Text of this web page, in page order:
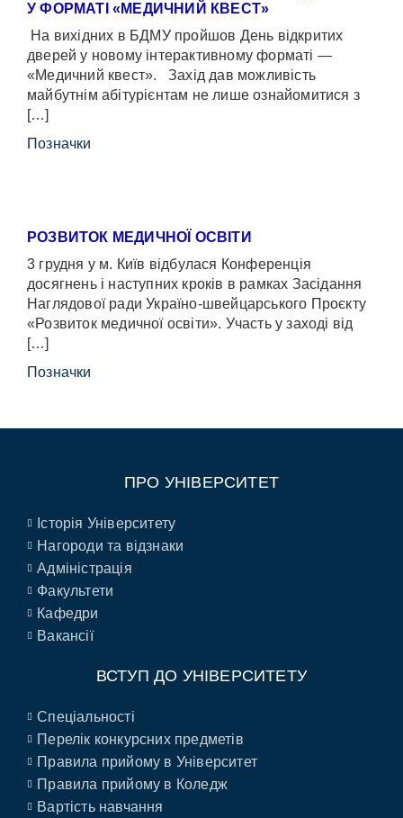
У ФОРМАТІ «МЕДИЧНИЙ КВЕСТ»
На вихідних в БДМУ пройшов День відкритих
дверей у новому інтерактивному форматі —
«Медичний квест». Захід дав можливість
майбутнім абітурієнтам не лише ознайомитися з
[…]
Позначки
РОЗВИТОК МЕДИЧНОЇ ОСВІТИ
3 грудня у м. Київ відбулася Конференція
досягнень і наступних кроків в рамках Засідання
Наглядової ради Україно-швейцарського Проєкту
«Розвиток медичної освіти». Участь у заході від
[…]
Позначки
ПРО УНІВЕРСИТЕТ
Історія Університету
Нагороди та відзнаки
Адміністрація
Факультети
Кафедри
Вакансії
ВСТУП ДО УНІВЕРСИТЕТУ
Спеціальності
Перелік конкурсних предметів
Правила прийому в Університет
Правила прийому в Коледж
Вартість навчання